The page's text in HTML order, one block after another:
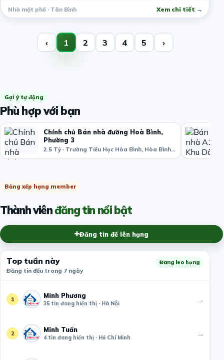
Nhà mặt phố · Tân Bình Xem chi tiết →
‹ 1 2 3 4 5 ›
Gợi ý tự động
Phù hợp với bạn
Chính chủ Bán nhà đường Hoà Bình,
Phường 3
2.5 Tỷ · Trường Tiểu Học Hòa Bình, Hòa Bình, phường 3, Quận 11, Hồ Chí Minh, Việt Nam
Bảng xếp hạng member
Thành viênđăng tin nổi bật
Đăng tin để lên hạng
Top tuần này
Đăng tin đều trong 7 ngày
Đang leo hạng
1 Minh Phương
35 tin đang hiển thị · Hà Nội →
2 Minh Tuấn
4 tin đang hiển thị · Hồ Chí Minh →